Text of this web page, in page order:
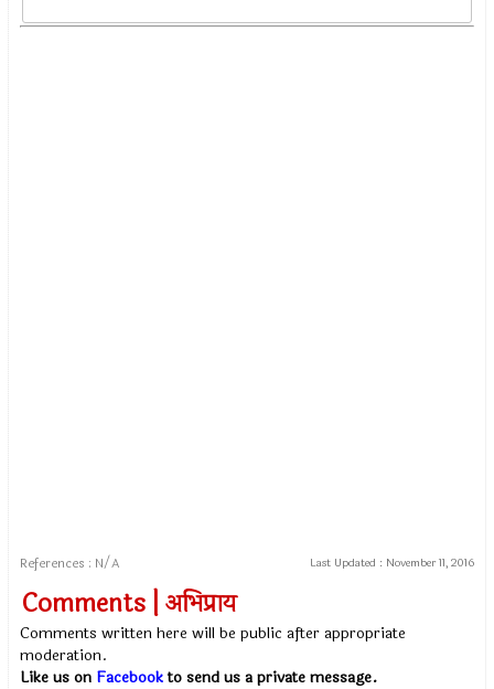
References : N/A Last Updated : November 11, 2016
Comments | अभिप्राय
Comments written here will be public after appropriate
moderation.
Like us on Facebookto send us a private message.